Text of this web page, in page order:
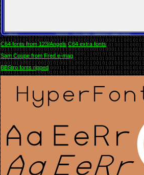
C64 fonts from 123/Angels C64 extra fonts
Sam Coupe from Fred e-mag
BBStro fonts ripped